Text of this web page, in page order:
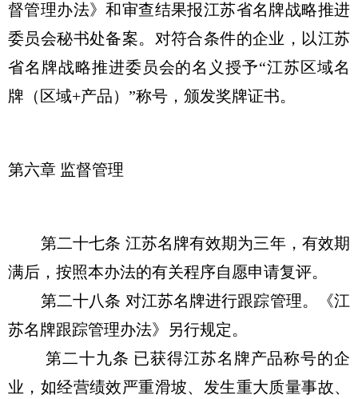
督管理办法》和审查结果报江苏省名牌战略推进
委员会秘书处备案。对符合条件的企业，以江苏
省名牌战略推进委员会的名义授予“江苏区域名
牌（区域+产品）”称号，颁发奖牌证书。
第六章 监督管理
第二十七条 江苏名牌有效期为三年，有效期
满后，按照本办法的有关程序自愿申请复评。
第二十八条 对江苏名牌进行跟踪管理。《江
苏名牌跟踪管理办法》另行规定。
第二十九条 已获得江苏名牌产品称号的企
业，如经营绩效严重滑坡、发生重大质量事故、